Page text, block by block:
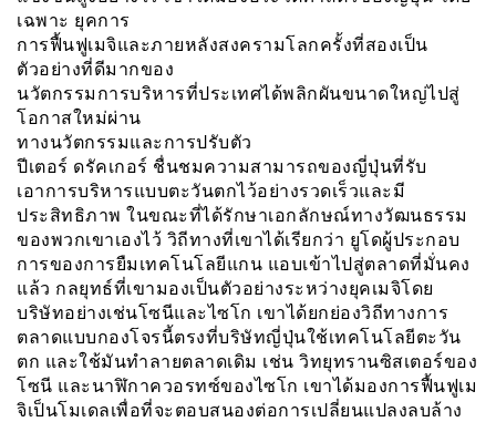
เฉพาะ ยุคการ
การฟื้นฟูเมจิและภายหลังสงครามโลกครั้งที่สองเป็น
ตัวอย่างที่ดีมากของ
นวัตกรรมการบริหารที่ประเทศได้พลิกผันขนาดใหญ่ไปสู่
โอกาสใหม่ผ่าน
ทางนวัตกรรมและการปรับตัว
ปีเตอร์ ดรัคเกอร์ ชื่นชมความสามารถของญี่ปุ่นที่รับ
เอาการบริหารแบบตะวันตกไว้อย่างรวดเร็วและมี
ประสิทธิภาพ ในขณะที่ได้รักษาเอกลักษณ์ทางวัฒนธรรม
ของพวกเขาเองไว้ วิถีทางที่เขาได้เรียกว่า ยูโดผู้ประกอบ
การของการยืมเทคโนโลยีแกน แอบเข้าไปสู่ตลาดที่มั่นคง
แล้ว กลยุทธ์ที่เขามองเป็นตัวอย่างระหว่างยุคเมจิโดย
บริษัทอย่างเช่นโซนีและไซโก เขาได้ยกย่องวิถีทางการ
ตลาดแบบกองโจรนี้ตรงที่บริษัทญี่ปุ่นใช้เทคโนโลยีตะวัน
ตก และใช้มันทำลายตลาดเดิม เช่น วิทยุทรานซิสเตอร์ของ
โซนี และนาฬิกาควอรทซ์ของไซโก เขาได้มองการฟื้นฟูเม
จิเป็นโมเดลเพื่อที่จะตอบสนองต่อการเปลี่ยนแปลงลบล้าง